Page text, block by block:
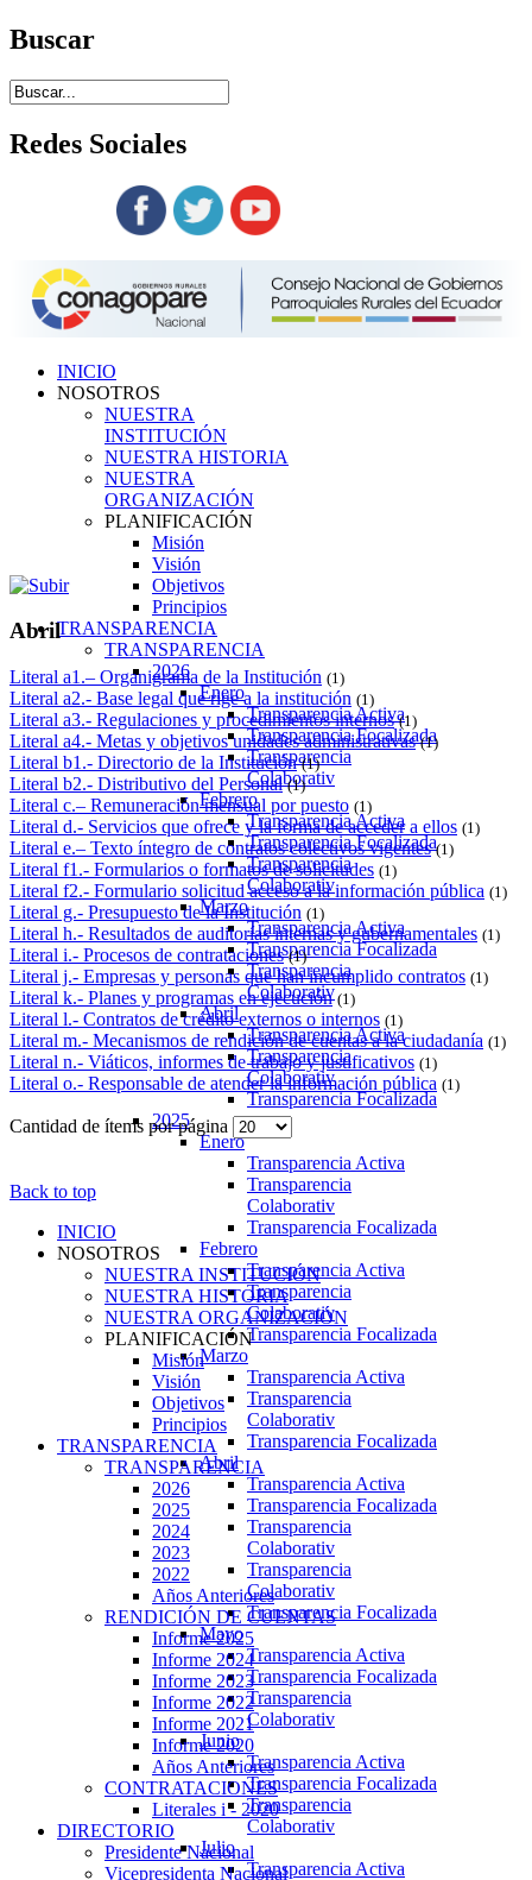
Buscar
Redes Sociales
INICIO
NOSOTROS
NUESTRA
INSTITUCIÓN
NUESTRA HISTORIA
NUESTRA
ORGANIZACIÓN
PLANIFICACIÓN
Misión
Visión
Objetivos
Principios
TRANSPARENCIA
TRANSPARENCIA
2026
Enero
Transparencia Activa
Transparencia Focalizada
Transparencia
Colaborativ
Febrero
Transparencia Activa
Transparencia Focalizada
Transparencia
Colaborativ
Marzo
Transparencia Activa
Transparencia Focalizada
Transparencia
Colaborativ
Abril
Transparencia Activa
Transparencia
Colaborativ
Transparencia Focalizada
2025
Enero
Transparencia Activa
Transparencia
Colaborativ
Transparencia Focalizada
Febrero
Transparencia Activa
Transparencia
Colaborativ
Transparencia Focalizada
Marzo
Transparencia Activa
Transparencia
Colaborativ
Transparencia Focalizada
Abril
Transparencia Activa
Transparencia Focalizada
Transparencia
Colaborativ
Transparencia
Colaborativ
Transparencia Focalizada
Mayo
Transparencia Activa
Transparencia Focalizada
Transparencia
Colaborativ
Junio
Transparencia Activa
Transparencia Focalizada
Transparencia
Colaborativ
Julio
Transparencia Activa
Abril
Literal a1.– Organigrama de la Institución (1)
Literal a2.- Base legal que rige a la institución (1)
Literal a3.- Regulaciones y procedimientos internos (1)
Literal a4.- Metas y objetivos unidades administrativas (1)
Literal b1.- Directorio de la Institución (1)
Literal b2.- Distributivo del Personal (1)
Literal c.– Remuneración mensual por puesto (1)
Literal d.- Servicios que ofrece y la forma de acceder a ellos (1)
Literal e.– Texto íntegro de contratos colectivos vigentes (1)
Literal f1.- Formularios o formatos de solicitudes (1)
Literal f2.- Formulario solicitud acceso a la información pública (1)
Literal g.- Presupuesto de la Institución (1)
Literal h.- Resultados de auditorías internas y gubernamentales (1)
Literal i.- Procesos de contrataciones (1)
Literal j.- Empresas y personas que han incumplido contratos (1)
Literal k.- Planes y programas en ejecución (1)
Literal l.- Contratos de crédito externos o internos (1)
Literal m.- Mecanismos de rendición de cuentas a la ciudadanía (1)
Literal n.- Viáticos, informes de trabajo y justificativos (1)
Literal o.- Responsable de atender la información pública (1)
Cantidad de ítems por página
Back to top
INICIO
NOSOTROS
NUESTRA INSTITUCIÓN
NUESTRA HISTORIA
NUESTRA ORGANIZACIÓN
PLANIFICACIÓN
Misión
Visión
Objetivos
Principios
TRANSPARENCIA
TRANSPARENCIA
2026
2025
2024
2023
2022
Años Anteriores
RENDICIÓN DE CUENTAS
Informe 2025
Informe 2024
Informe 2023
Informe 2022
Informe 2021
Informe 2020
Años Anteriores
CONTRATACIONES
Literales i - 2020
DIRECTORIO
Presidente Nacional
Vicepresidenta Nacional